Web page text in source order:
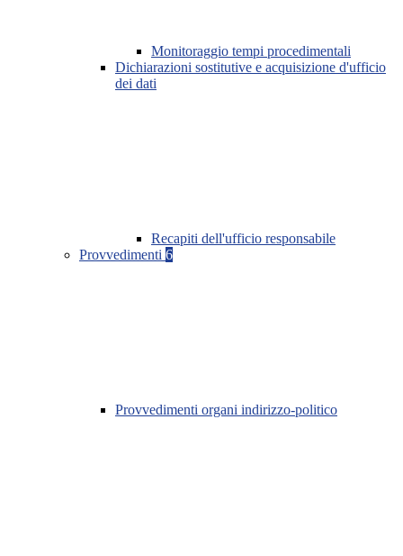
Monitoraggio tempi procedimentali
Dichiarazioni sostitutive e acquisizione d'ufficio
dei dati
Recapiti dell'ufficio responsabile
Provvedimenti 6
Provvedimenti organi indirizzo-politico